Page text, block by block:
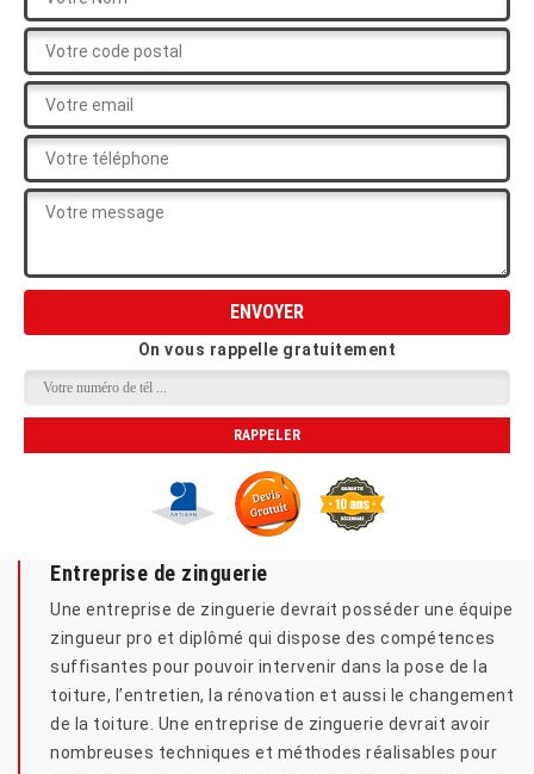
On vous rappelle gratuitement
Entreprise de zinguerie
Une entreprise de zinguerie devrait posséder une équipe
zingueur pro et diplômé qui dispose des compétences
suffisantes pour pouvoir intervenir dans la pose de la
toiture, l’entretien, la rénovation et aussi le changement
de la toiture. Une entreprise de zinguerie devrait avoir
nombreuses techniques et méthodes réalisables pour